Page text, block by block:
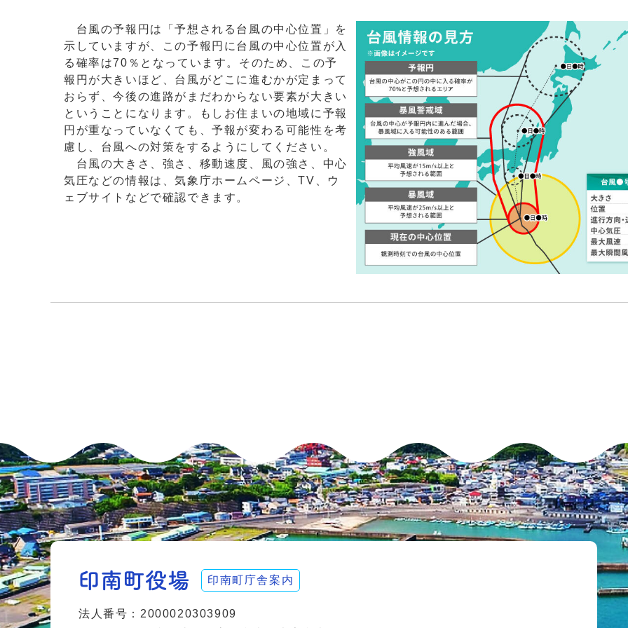
台風の予報円は「予想される台風の中心位置」を
示していますが、この予報円に台風の中心位置が入
る確率は70％となっています。そのため、この予
報円が大きいほど、台風がどこに進むかが定まって
おらず、今後の進路がまだわからない要素が大きい
ということになります。もしお住まいの地域に予報
円が重なっていなくても、予報が変わる可能性を考
慮し、台風への対策をするようにしてください。
台風の大きさ、強さ、移動速度、風の強さ、中心
気圧などの情報は、気象庁ホームページ、TV、ウ
ェブサイトなどで確認できます。
印南町庁舎案内
法人番号：2000020303909